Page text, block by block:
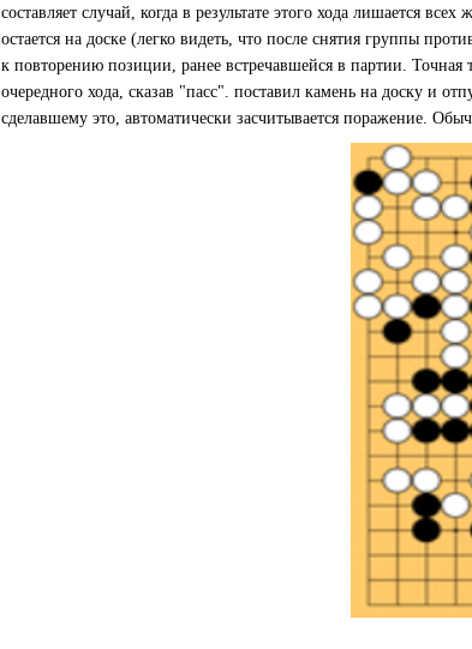
составляет случай, когда в результате этого хода лишается
остается на доске (легко видеть, что после снятия группы
к повторению позиции, ранее встречавшейся в партии. Точная
очередного хода, сказав "пасс". поставил камень на доску и
сделавшему это, автоматически засчитывается поражение.